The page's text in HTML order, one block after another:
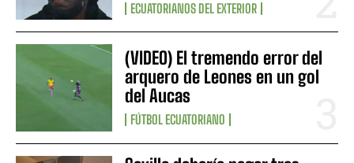
ECUATORIANOS DEL EXTERIOR
(VIDEO) El tremendo error del
arquero de Leones en un gol
del Aucas
FÚTBOL ECUATORIANO